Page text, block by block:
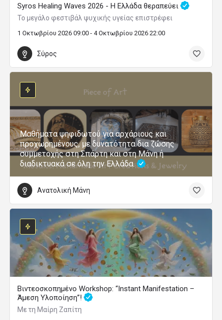
Syros Healing Waves 2026 - Η Ελλάδα θεραπεύει
Το μεγάλο φεστιβάλ ψυχικής υγείας επιστρέφει
1 Οκτωβρίου 2026 09:00 - 4 Οκτωβρίου 2026 22:00
Σύρος
Μαθήματα ψηφιδωτού για αρχάριους και
προχωρημένους, με δυνατότητα δια ζώσης
συμμετοχής στη Σπάρτη και στη Μάνη ή
διαδικτυακά σε όλη την Ελλάδα.
Ανατολική Μάνη
Βιντεοσκοπημένο Workshop: “Instant Manifestation –
Άμεση Υλοποίηση”!
Με τη Μαίρη Ζαπίτη